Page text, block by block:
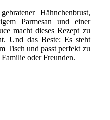
Hähnchenbrust,
Parmesan und einer
macht dieses Rezept zu
Und das Beste: Es steht
Tisch und passt perfekt zu
oder Freunden.